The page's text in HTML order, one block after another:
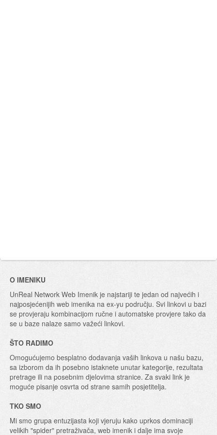
O IMENIKU
UnReal Network Web Imenik je najstariji te jedan od najvećih i
najposjećenijih web imenika na ex-yu području. Svi linkovi u bazi
se provjeraju kombinacijom ručne i automatske provjere tako da
se u baze nalaze samo važeći linkovi.
ŠTO RADIMO
Omogućujemo besplatno dodavanja vaših linkova u našu bazu,
sa izborom da ih posebno istaknete unutar kategorije, rezultata
pretrage ili na posebnim djelovima stranice. Za svaki link je
moguće pisanje osvrta od strane samih posjetitelja.
TKO SMO
Mi smo grupa entuzijasta koji vjeruju kako uprkos dominaciji
velikih "spider" pretraživača, web imenik i dalje ima svoje